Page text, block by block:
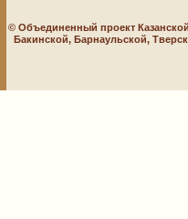
© Объединенный проект
Бакинской, Барнаульской,